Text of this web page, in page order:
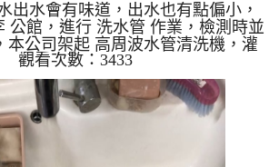
洗水管
出水會有味道，出水也有點偏小，
公館，進行 洗水管 作業，檢測時並
本公司架起 高周波水管清洗機，灌
裡面，等了約15分，開啟 水管清洗
式，一洗水管就噴棕色髒水，看起
兩樣，如下圖片影片，兩個多小時
水量也恢復正常，熱水器也正常運
水，如水管老化，會產生鐵鏽跟泥
水就會是咖啡色，地下水含有氧化
觀看次數：3433